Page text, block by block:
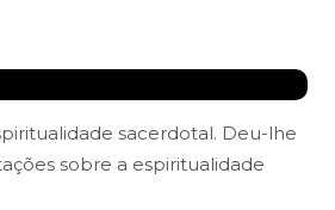
sacerdotal. Deu-lhe
sobre a espiritualidade